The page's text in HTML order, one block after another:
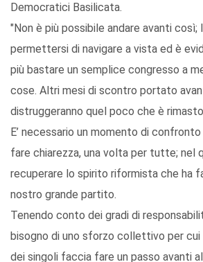
Democratici Basilicata.
"Non è più possibile andare avanti così;
permettersi di navigare a vista ed è
più bastare un semplice congresso a
cose. Altri mesi di scontro portato
distruggeranno quel poco che è
E’ necessario un momento di
fare chiarezza, una volta per tutte; nel
recuperare lo spirito riformista che ha
nostro grande partito.
Tenendo conto dei gradi di
bisogno di uno sforzo collettivo per cui
dei singoli faccia fare un passo avanti